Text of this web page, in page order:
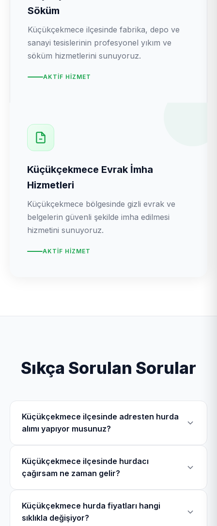
Söküm
Küçükçekmece ilçesinde fabrika, depo ve
sanayi tesislerinin profesyonel yıkım ve
söküm hizmetlerini sunuyoruz.
AKTIF HIZMET
Küçükçekmece Evrak İmha
Hizmetleri
Küçükçekmece bölgesinde gizli evrak ve
belgelerin güvenli şekilde imha edilmesi
hizmetini sunuyoruz.
AKTIF HIZMET
Sıkça Sorulan Sorular
Küçükçekmece ilçesinde adresten hurda
alımı yapıyor musunuz?
Küçükçekmece ilçesinde Tevfikbey Mahallesi,
Halkalı Merkez Mahallesi, Söğütlü Çeşme Mahallesi,
İstasyon Mahallesi dahil olmak üzere toplam 21
mahallede mobil ekiplerimizle hurdacılık hizmeti
veriyoruz.
Küçükçekmece ilçesinde hurdacı
çağırsam ne zaman gelir?
üzerinden bizi arayarak hurdacı çağırdığınızda 28
dakika içerisinde bulunduğunuz konuma geliyoruz.
Küçükçekmece hurda fiyatları hangi
sıklıkla değişiyor?